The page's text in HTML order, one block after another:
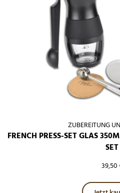
ZUBEREITUNG
FRENCH PRESS-SET GLAS
SET
39,50